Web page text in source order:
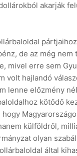
akarják
de az még
mivel erre sem
volt hajlandó
lenne előzmény
kötődő
külföldről,
olyan
által